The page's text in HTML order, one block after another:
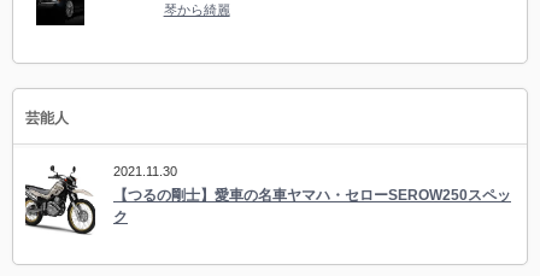
琴から綺麗
芸能人
2021.11.30
【つるの剛士】愛車の名車ヤマハ・セローSEROW250スペッ
ク